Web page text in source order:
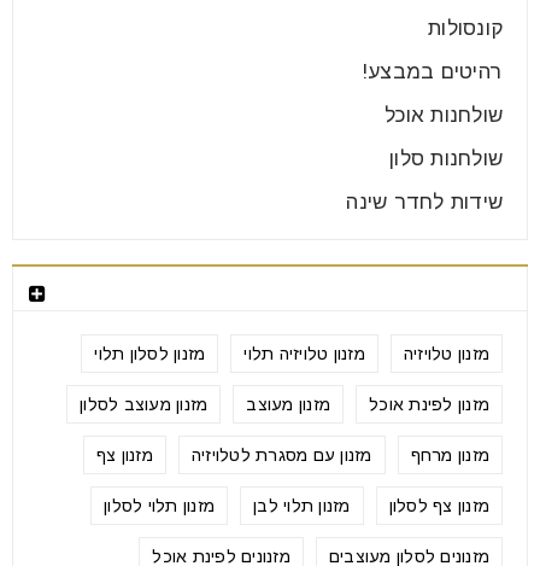
קונסולות
רהיטים במבצע!
שולחנות אוכל
שולחנות סלון
שידות לחדר שינה
מזנון טלויזיה מזנון טלויזיה תלוי מזנון לסלון תלוי
מזנון לפינת אוכל מזנון מעוצב מזנון מעוצב לסלון
מזנון מרחף מזנון עם מסגרת לטלויזיה מזנון צף
מזנון צף לסלון מזנון תלוי לבן מזנון תלוי לסלון
מזנונים לסלון מעוצבים מזנונים לפינת אוכל